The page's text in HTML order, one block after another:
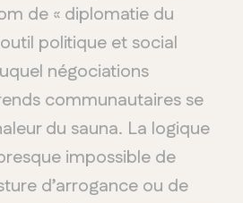
de « diplomatie du
outil politique et social
négociations
communautaires se
du sauna. La logique
impossible de
d’arrogance ou de